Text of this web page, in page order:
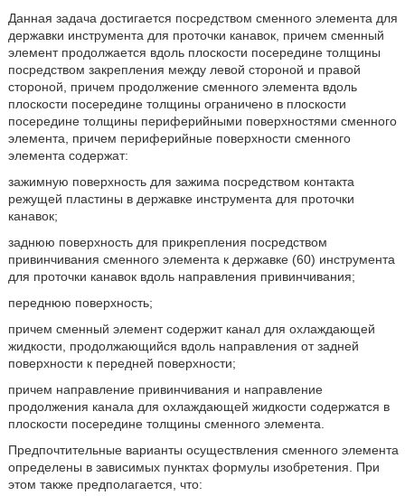
Данная задача достигается посредством сменного элемента для
державки инструмента для проточки канавок, причем сменный
элемент продолжается вдоль плоскости посередине толщины
посредством закрепления между левой стороной и правой
стороной, причем продолжение сменного элемента вдоль
плоскости посередине толщины ограничено в плоскости
посередине толщины периферийными поверхностями сменного
элемента, причем периферийные поверхности сменного
элемента содержат:
зажимную поверхность для зажима посредством контакта
режущей пластины в державке инструмента для проточки
канавок;
заднюю поверхность для прикрепления посредством
привинчивания сменного элемента к державке (60) инструмента
для проточки канавок вдоль направления привинчивания;
переднюю поверхность;
причем сменный элемент содержит канал для охлаждающей
жидкости, продолжающийся вдоль направления от задней
поверхности к передней поверхности;
причем направление привинчивания и направление
продолжения канала для охлаждающей жидкости содержатся в
плоскости посередине толщины сменного элемента.
Предпочтительные варианты осуществления сменного элемента
определены в зависимых пунктах формулы изобретения. При
этом также предполагается, что: